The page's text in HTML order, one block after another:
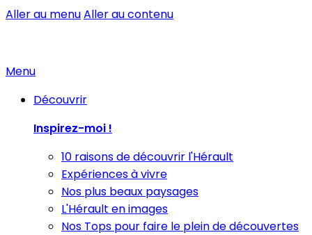
Aller au menuAller au contenu
Menu
Découvrir
Inspirez-moi !
10 raisons de découvrir l'Hérault
Expériences à vivre
Nos plus beaux paysages
L'Hérault en images
Nos Tops pour faire le plein de découvertes